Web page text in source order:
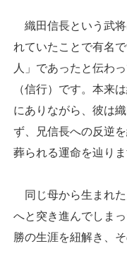
織田信長という武
れていたことで有名
人」であったと伝わ
（信行）です。本来
にありながら、彼は
ず、兄信長への反逆
葬られる運命を辿りま
同じ母から生まれた
へと突き進んでしま
勝の生涯を紐解き、